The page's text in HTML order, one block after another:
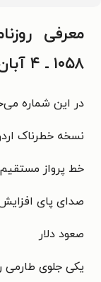
معرفی
۱۰۵۸ ـ ۴ آبان ۱۴۰۰
در این شماره
نسخه خطرناک
خط پرواز
صدای پای افزایش
صعود دلار
یکی جلوی طارمی